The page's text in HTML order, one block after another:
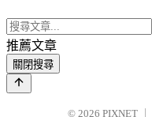
推薦文章
關閉搜尋
© 2026 PIXNET